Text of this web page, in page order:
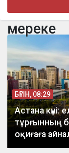
Алматыда
бүгін, 16:00
Доллар еще на 2
мереке
БҮГІН, 08:29
Астана күні:
тұрғынның
оқиғаға